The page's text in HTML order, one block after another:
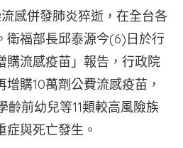
感併發肺炎猝逝，在全台各
衛福部長邱泰源今(6)日於行
購流感疫苗」報告，行政院
購10萬劑公費流感疫苗，
齡前幼兒等11類較高風險族
與死亡發生。